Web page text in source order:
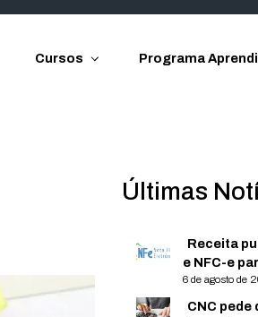
Cursos Programa
Últimas
Receita
e NFC-e
6 de agosto de
CNC pede